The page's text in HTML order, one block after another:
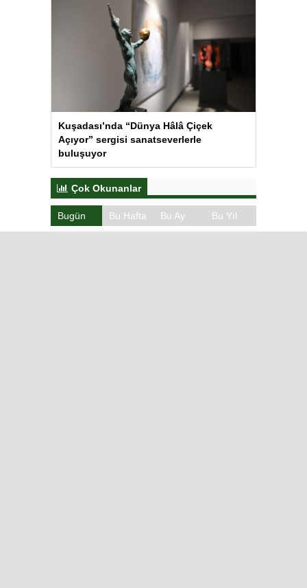
Kuşadası’nda “Dünya Hâlâ Çiçek
Açıyor” sergisi sanatseverlerle
buluşuyor
Çok Okunanlar
Bugün Bu Hafta Bu Ay Bu Yıl